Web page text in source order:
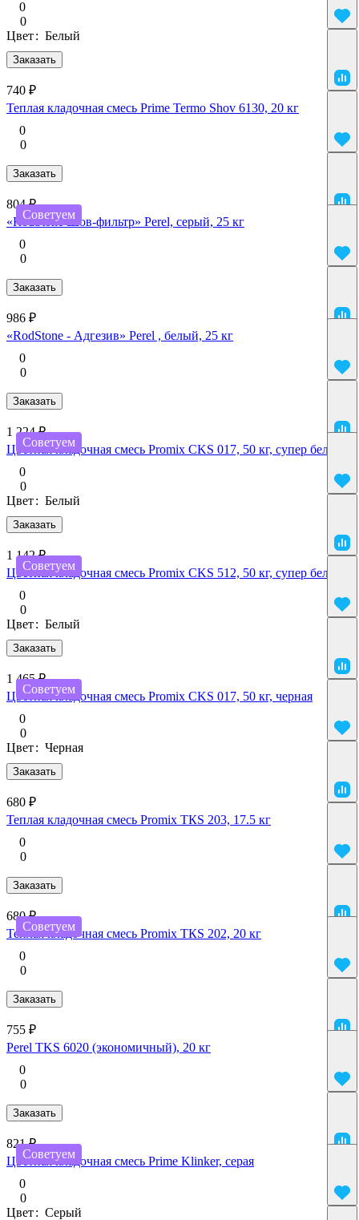
0
0
Заказать
Цвет: Белый
740 ₽
Теплая кладочная смесь Prime Termo Shov 6130, 20 кг
0
0
Заказать
Советуем
804 ₽
«RodStone Шов-фильтр» Perel, серый, 25 кг
0
0
Заказать
986 ₽
«RodStone - Адгезив» Perel , белый, 25 кг
0
0
Заказать
Советуем
1 224 ₽
Цветная кладочная смесь Promix CKS 017, 50 кг, супер белый
0
0
Заказать
Цвет: Белый
Советуем
1 142 ₽
Цветная кладочная смесь Promix CKS 512, 50 кг, супер белый
0
0
Заказать
Цвет: Белый
Советуем
1 465 ₽
Цветная кладочная смесь Promix CKS 017, 50 кг, черная
0
0
Заказать
Цвет: Черная
680 ₽
Теплая кладочная смесь Promix ТКS 203, 17.5 кг
0
0
Заказать
Советуем
680 ₽
Теплая кладочная смесь Promix ТКS 202, 20 кг
0
0
Заказать
755 ₽
Perel TKS 6020 (экономичный), 20 кг
0
0
Заказать
Советуем
821 ₽
Цветная кладочная смесь Prime Klinker, серая
0
0
Цвет: Серый